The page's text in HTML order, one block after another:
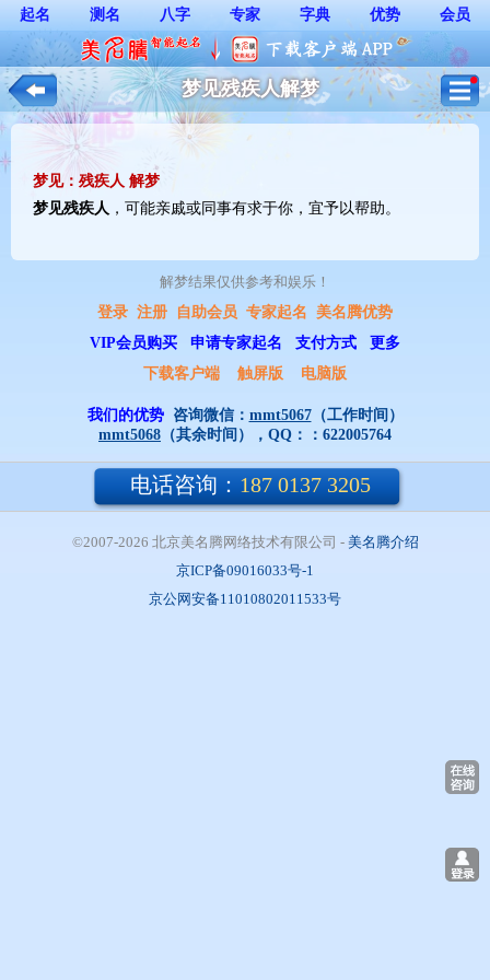
起名 测名 八字 专家 字典 优势 会员
梦见残疾人解梦
梦见：残疾人 解梦
梦见残疾人 ，可能亲戚或同事有求于你，宜予以帮助。
解梦结果仅供参考和娱乐！
登录 注册 自助会员 专家起名 美名腾优势
VIP会员购买
申请专家起名 支付方式
更多
下载客户端
触屏版 电脑版
我们的优势 咨询微信： mmt5067（工作时间）
mmt5068 （其余时间），QQ：： 622005764
电话咨询： 187 0137 3205
©2007-2026 北京美名腾网络技术有限公司 - 美名腾介绍
京ICP备09016033号-1
京公网安备11010802011533号